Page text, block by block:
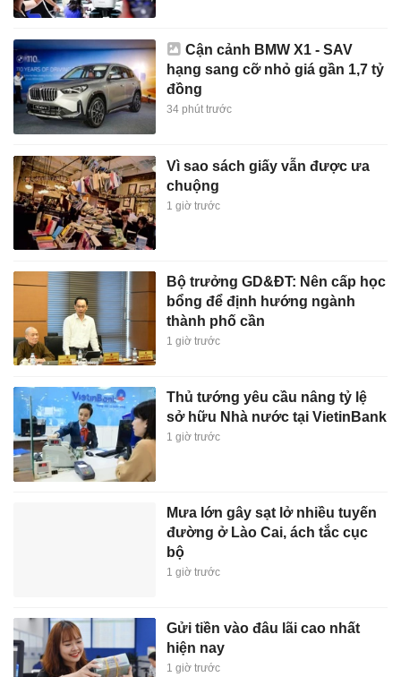
Cận cảnh BMW X1 - SAV
hạng sang cỡ nhỏ giá gần 1,7 tỷ
đồng
34 phút trước
Vì sao sách giấy vẫn được ưa
chuộng
1 giờ trước
Bộ trưởng GD&ĐT: Nên cấp học
bổng để định hướng ngành
thành phố cần
1 giờ trước
Thủ tướng yêu cầu nâng tỷ lệ
sở hữu Nhà nước tại VietinBank
1 giờ trước
Mưa lớn gây sạt lở nhiều tuyến
đường ở Lào Cai, ách tắc cục
bộ
1 giờ trước
Gửi tiền vào đâu lãi cao nhất
hiện nay
1 giờ trước